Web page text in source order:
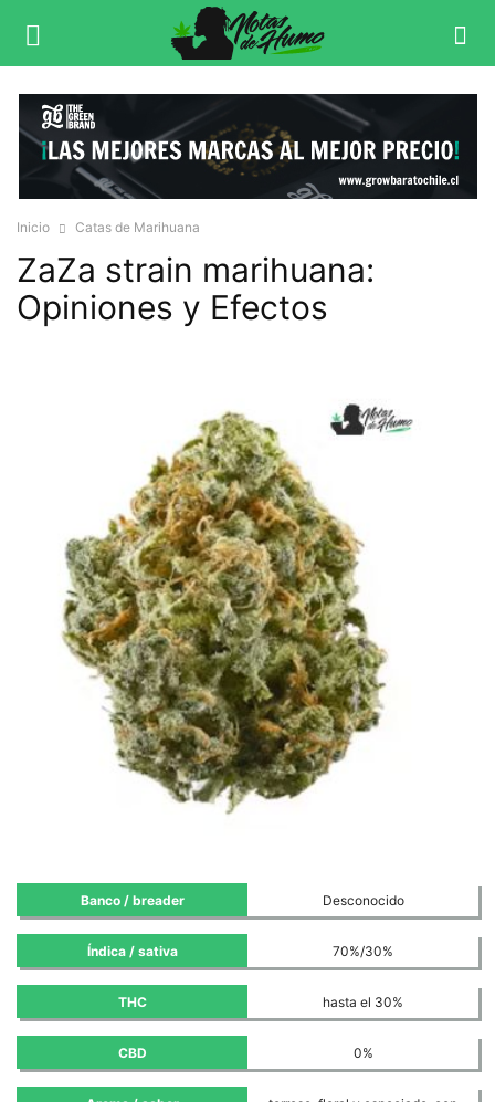
Inicio Catas de Marihuana
ZaZa strain marihuana:
Opiniones y Efectos
Banco / breader Desconocido
Índica / sativa 70%/30%
THC hasta el 30%
CBD 0%